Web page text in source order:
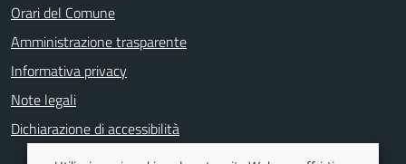
Orari del Comune
Amministrazione trasparente
Informativa privacy
Note legali
Dichiarazione di accessibilità